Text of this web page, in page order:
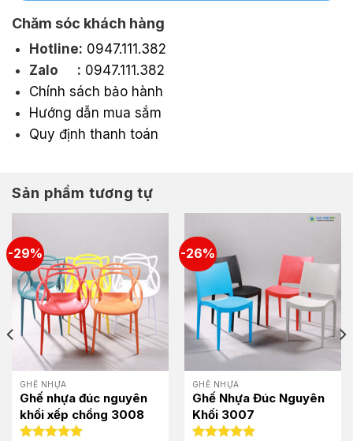
Chăm sóc khách hàng
Hotline: 0947.111.382
Zalo : 0947.111.382
Chính sách bảo hành
Hướng dẫn mua sắm
Quy định thanh toán
Sản phẩm tương tự
-29%
GHẾ NHỰA
Ghế nhựa đúc nguyên
khối xếp chồng 3008
-26%
GHẾ NHỰA
Ghế Nhựa Đúc Nguyên
Khối 3007